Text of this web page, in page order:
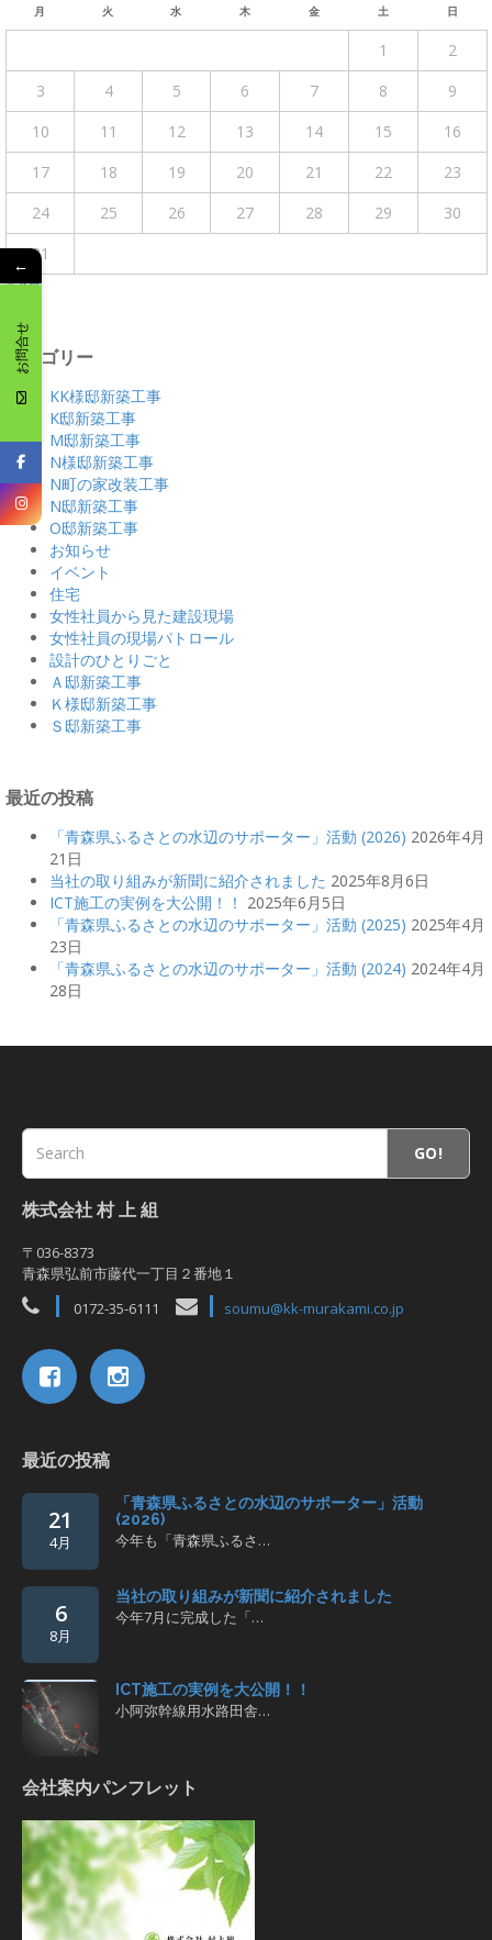
月 火 水 木 金 土 日
1
2
3
4 5 6 7 8
9
10
11 12 13 14 15
16
17
18 19 20 21 22
23
24
25 26 27 28 29
30
31
« 4月
カテゴリー
KK様邸新築工事
K邸新築工事
M邸新築工事
N様邸新築工事
N町の家改装工事
N邸新築工事
O邸新築工事
お知らせ
イベント
住宅
女性社員から見た建設現場
女性社員の現場パトロール
設計のひとりごと
Ａ邸新築工事
Ｋ様邸新築工事
Ｓ邸新築工事
最近の投稿
「青森県ふるさとの水辺のサポーター」活動 (2026) 2026年4月
21日
当社の取り組みが新聞に紹介されました 2025年8月6日
ICT施工の実例を大公開！！ 2025年6月5日
「青森県ふるさとの水辺のサポーター」活動 (2025) 2025年4月
23日
「青森県ふるさとの水辺のサポーター」活動 (2024) 2024年4月
28日
GO!
株式会社 村 上 組
〒036-8373
青森県弘前市藤代一丁目２番地１
0172-35-6111
soumu@kk-murakami.co.jp
最近の投稿
21
4月
「青森県ふるさとの水辺のサポーター」活動
(2026)
今年も「青森県ふるさ…
6
8月
当社の取り組みが新聞に紹介されました
今年7月に完成した「…
ICT施工の実例を大公開！！
小阿弥幹線用水路田舎…
会社案内パンフレット
←
お問合せ